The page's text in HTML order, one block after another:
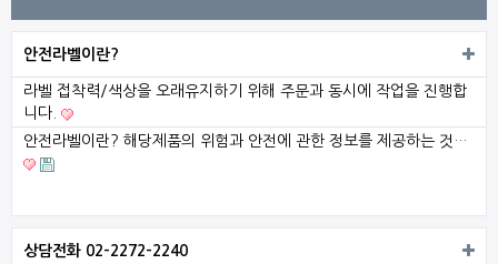
안전라벨이란?
라벨 접착력/색상을 오래유지하기 위해 주문과 동시에 작업을 진행합
니다.
안전라벨이란? 해당제품의 위험과 안전에 관한 정보를 제공하는 것…
상담전화 02-2272-2240